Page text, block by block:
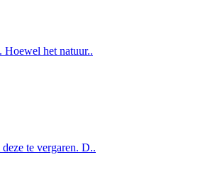
Hoewel het natuur..
te vergaren. D..